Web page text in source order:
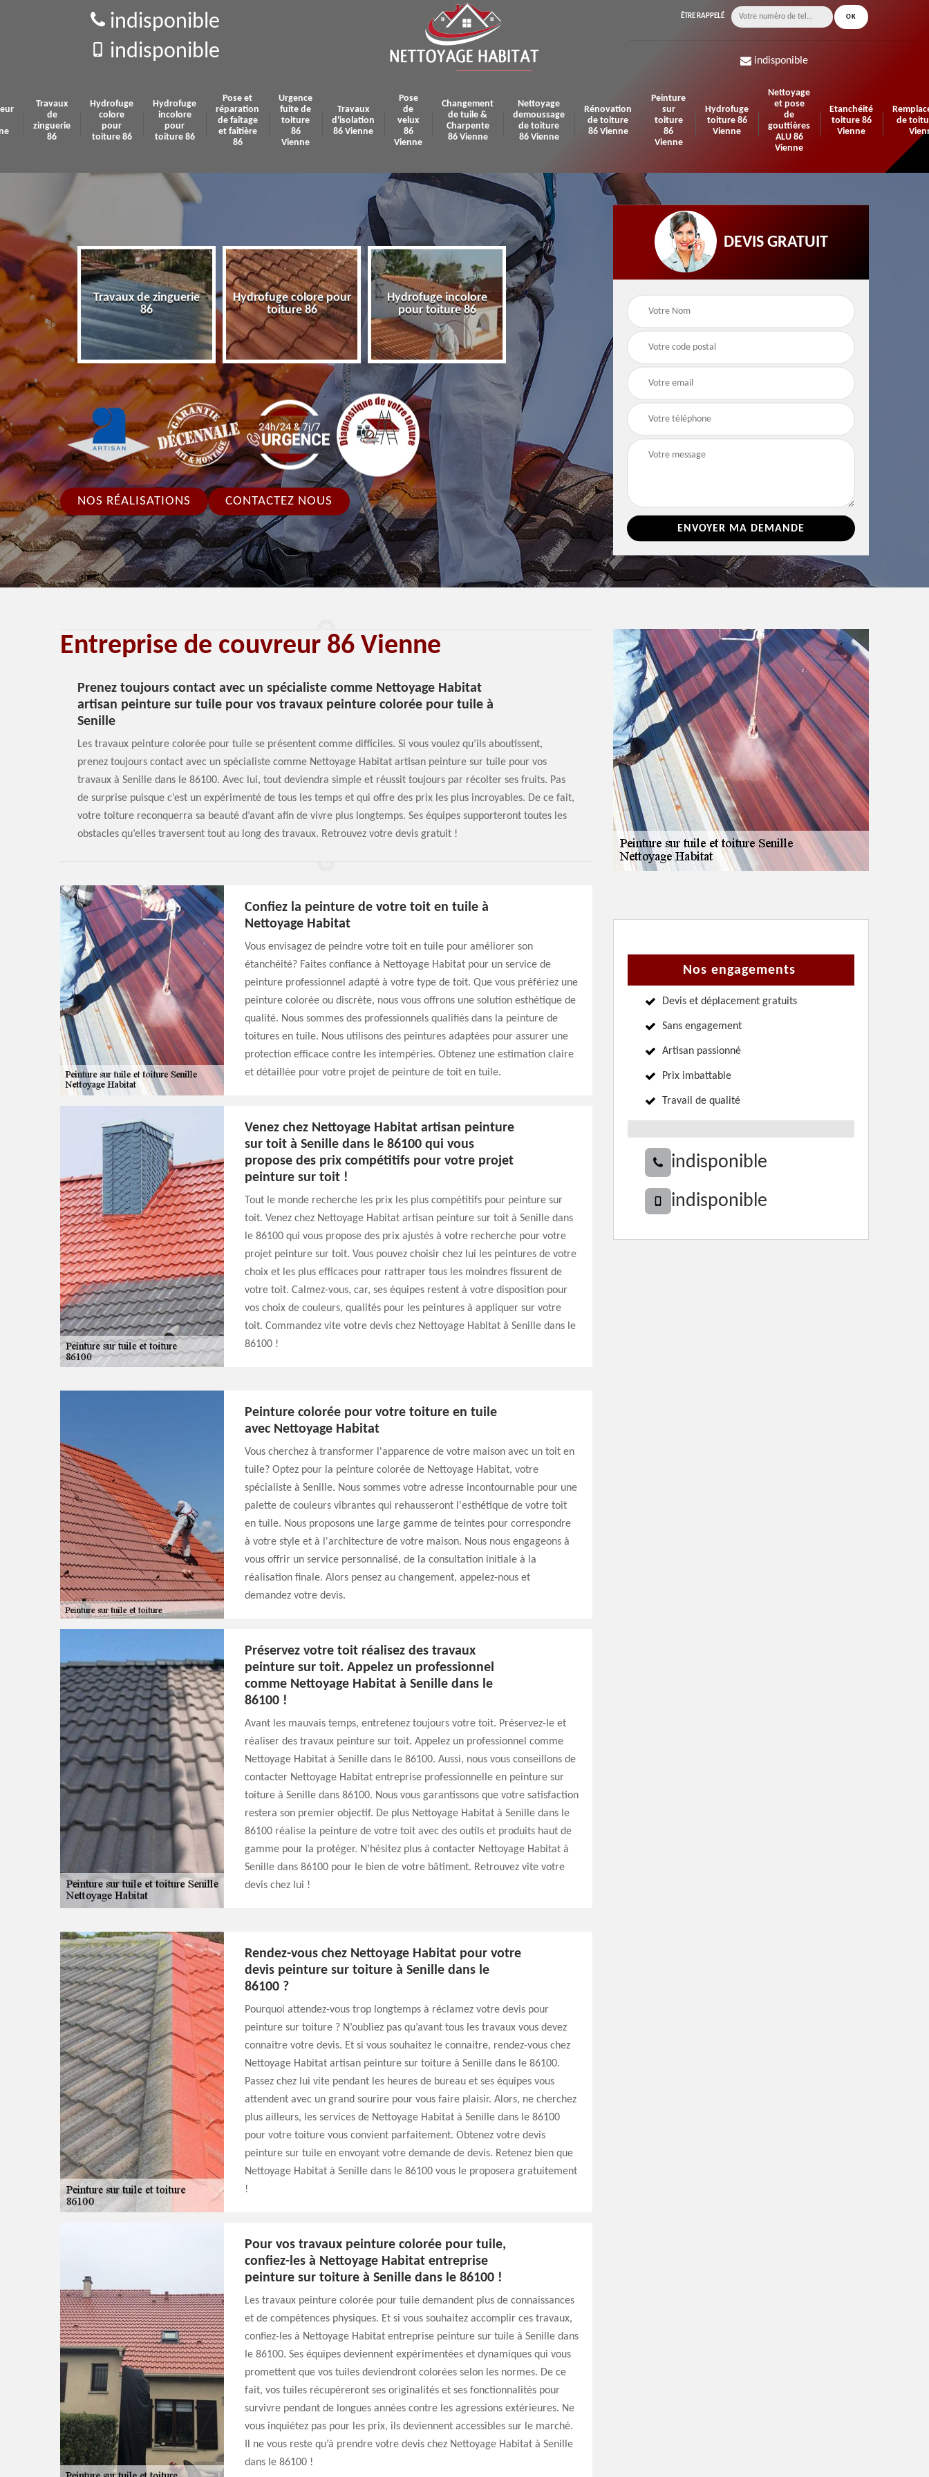
indisponible
indisponible
ÊTRE RAPPELÉ
indisponible
Travaux
de
zinguerie
86
Hydrofuge
colore
pour
toiture 86
Hydrofuge
incolore
pour
toiture 86
Pose et
réparation
de faîtage
et faîtière
86
Urgence
fuite de
toiture
86
Vienne
Travaux
d'isolation
86 Vienne
Pose
de
velux
86
Vienne
Changement
de tuile &
Charpente
86 Vienne
Nettoyage
demoussage
de toiture
86 Vienne
Rénovation
de toiture
86 Vienne
Peinture
sur
toiture
86
Vienne
Hydrofuge
toiture 86
Vienne
Nettoyage
et pose
de
gouttières
ALU 86
Vienne
Etanchéité
toiture 86
Vienne
de
Vienne
Travaux de zinguerie
86
Hydrofuge colore pour
toiture 86
Hydrofuge incolore
pour toiture 86
Pose et réparation de
faîtage et faîtière 86
Urgence fuite de
toiture 86 Vienne
Travaux d'isolation 86
Vienne
NOS RÉALISATIONS CONTACTEZ NOUS
DEVIS GRATUIT
Entreprise de couvreur 86 Vienne
Prenez toujours contact avec un spécialiste comme Nettoyage Habitat
artisan peinture sur tuile pour vos travaux peinture colorée pour tuile à
Senille
Les travaux peinture colorée pour tuile se présentent comme difficiles. Si vous voulez qu’ils aboutissent,
prenez toujours contact avec un spécialiste comme Nettoyage Habitat artisan peinture sur tuile pour vos
travaux à Senille dans le 86100. Avec lui, tout deviendra simple et réussit toujours par récolter ses fruits. Pas
de surprise puisque c’est un expérimenté de tous les temps et qui offre des prix les plus incroyables. De ce fait,
votre toiture reconquerra sa beauté d’avant afin de vivre plus longtemps. Ses équipes supporteront toutes les
obstacles qu’elles traversent tout au long des travaux. Retrouvez votre devis gratuit !
Confiez la peinture de votre toit en tuile à
Nettoyage Habitat
Vous envisagez de peindre votre toit en tuile pour améliorer son
étanchéité? Faites confiance à Nettoyage Habitat pour un service de
peinture professionnel adapté à votre type de toit. Que vous préfériez une
peinture colorée ou discrète, nous vous offrons une solution esthétique de
qualité. Nous sommes des professionnels qualifiés dans la peinture de
toitures en tuile. Nous utilisons des peintures adaptées pour assurer une
protection efficace contre les intempéries. Obtenez une estimation claire
et détaillée pour votre projet de peinture de toit en tuile.
Venez chez Nettoyage Habitat artisan peinture
sur toit à Senille dans le 86100 qui vous
propose des prix compétitifs pour votre projet
peinture sur toit !
Tout le monde recherche les prix les plus compétitifs pour peinture sur
toit. Venez chez Nettoyage Habitat artisan peinture sur toit à Senille dans
le 86100 qui vous propose des prix ajustés à votre recherche pour votre
projet peinture sur toit. Vous pouvez choisir chez lui les peintures de votre
choix et les plus efficaces pour rattraper tous les moindres fissurent de
votre toit. Calmez-vous, car, ses équipes restent à votre disposition pour
vos choix de couleurs, qualités pour les peintures à appliquer sur votre
toit. Commandez vite votre devis chez Nettoyage Habitat à Senille dans le
86100 !
Peinture colorée pour votre toiture en tuile
avec Nettoyage Habitat
Vous cherchez à transformer l'apparence de votre maison avec un toit en
tuile? Optez pour la peinture colorée de Nettoyage Habitat, votre
spécialiste à Senille. Nous sommes votre adresse incontournable pour une
palette de couleurs vibrantes qui rehausseront l'esthétique de votre toit
en tuile. Nous proposons une large gamme de teintes pour correspondre
à votre style et à l'architecture de votre maison. Nous nous engageons à
vous offrir un service personnalisé, de la consultation initiale à la
réalisation finale. Alors pensez au changement, appelez-nous et
demandez votre devis.
Préservez votre toit réalisez des travaux
peinture sur toit. Appelez un professionnel
comme Nettoyage Habitat à Senille dans le
86100 !
Avant les mauvais temps, entretenez toujours votre toit. Préservez-le et
réaliser des travaux peinture sur toit. Appelez un professionnel comme
Nettoyage Habitat à Senille dans le 86100. Aussi, nous vous conseillons de
contacter Nettoyage Habitat entreprise professionnelle en peinture sur
toiture à Senille dans 86100. Nous vous garantissons que votre satisfaction
restera son premier objectif. De plus Nettoyage Habitat à Senille dans le
86100 réalise la peinture de votre toit avec des outils et produits haut de
gamme pour la protéger. N’hésitez plus à contacter Nettoyage Habitat à
Senille dans 86100 pour le bien de votre bâtiment. Retrouvez vite votre
devis chez lui !
Rendez-vous chez Nettoyage Habitat pour votre
devis peinture sur toiture à Senille dans le
86100 ?
Pourquoi attendez-vous trop longtemps à réclamez votre devis pour
peinture sur toiture ? N’oubliez pas qu’avant tous les travaux vous devez
connaitre votre devis. Et si vous souhaitez le connaitre, rendez-vous chez
Nettoyage Habitat artisan peinture sur toiture à Senille dans le 86100.
Passez chez lui vite pendant les heures de bureau et ses équipes vous
attendent avec un grand sourire pour vous faire plaisir. Alors, ne cherchez
plus ailleurs, les services de Nettoyage Habitat à Senille dans le 86100
pour votre toiture vous convient parfaitement. Obtenez votre devis
peinture sur tuile en envoyant votre demande de devis. Retenez bien que
Nettoyage Habitat à Senille dans le 86100 vous le proposera gratuitement
!
Pour vos travaux peinture colorée pour tuile,
confiez-les à Nettoyage Habitat entreprise
peinture sur toiture à Senille dans le 86100 !
Les travaux peinture colorée pour tuile demandent plus de connaissances
et de compétences physiques. Et si vous souhaitez accomplir ces travaux,
confiez-les à Nettoyage Habitat entreprise peinture sur tuile à Senille dans
le 86100. Ses équipes deviennent expérimentées et dynamiques qui vous
promettent que vos tuiles deviendront colorées selon les normes. De ce
fait, vos tuiles récupéreront ses originalités et ses fonctionnalités pour
survivre pendant de longues années contre les agressions extérieures. Ne
vous inquiétez pas pour les prix, ils deviennent accessibles sur le marché.
Il ne vous reste qu’à prendre votre devis chez Nettoyage Habitat à Senille
dans le 86100 !
Nos engagements
Devis et déplacement gratuits
Sans engagement
Artisan passionné
Prix imbattable
Travail de qualité
indisponible
indisponible